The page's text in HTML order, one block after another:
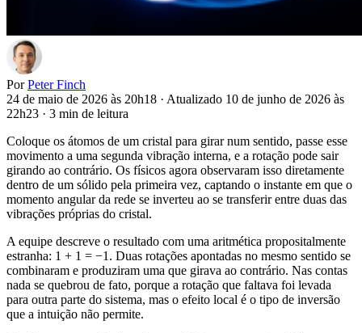
Por Peter Finch
24 de maio de 2026 às 20h18 · Atualizado 10 de junho de 2026 às
22h23 · 3 min de leitura
Coloque os átomos de um cristal para girar num sentido, passe esse
movimento a uma segunda vibração interna, e a rotação pode sair
girando ao contrário. Os físicos agora observaram isso diretamente
dentro de um sólido pela primeira vez, captando o instante em que o
momento angular da rede se inverteu ao se transferir entre duas das
vibrações próprias do cristal.
A equipe descreve o resultado com uma aritmética propositalmente
estranha: 1 + 1 = −1. Duas rotações apontadas no mesmo sentido se
combinaram e produziram uma que girava ao contrário. Nas contas
nada se quebrou de fato, porque a rotação que faltava foi levada
para outra parte do sistema, mas o efeito local é o tipo de inversão
que a intuição não permite.